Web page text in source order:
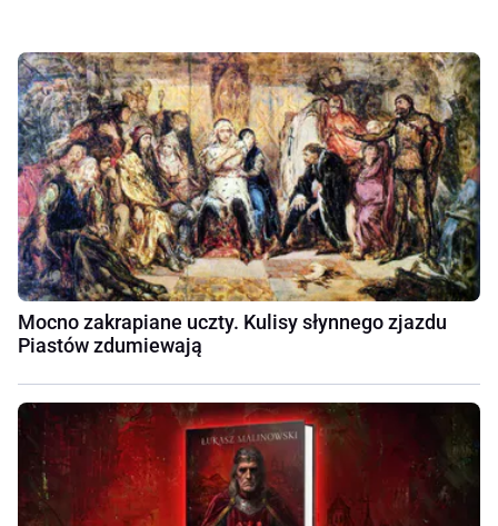
Mocno zakrapiane uczty. Kulisy słynnego zjazdu
Piastów zdumiewają